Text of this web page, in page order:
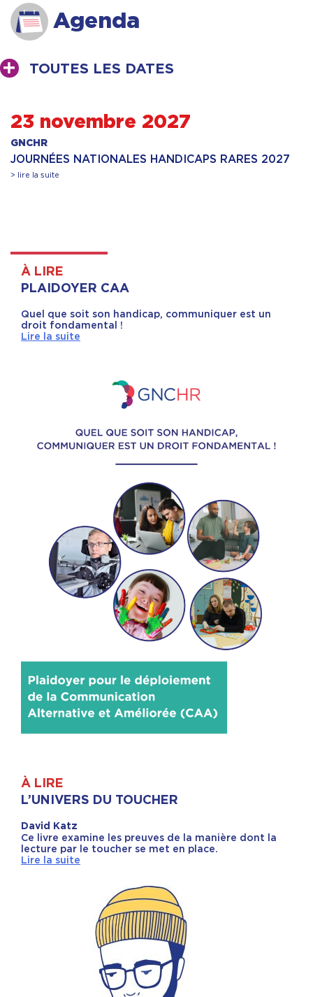
Agenda
TOUTES LES DATES
23 novembre 2027
GNCHR
JOURNÉES NATIONALES HANDICAPS RARES 2027
> lire la suite
À LIRE
PLAIDOYER CAA
Quel que soit son handicap, communiquer est un
droit fondamental !
Lire la suite
À LIRE
L’UNIVERS DU TOUCHER
David Katz
Ce livre examine les preuves de la manière dont la
lecture par le toucher se met en place.
Lire la suite